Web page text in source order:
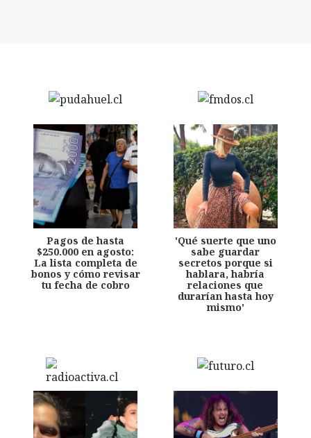
Pagos de hasta
$250.000 en agosto:
La lista completa de
bonos y cómo revisar
tu fecha de cobro
'Qué suerte que uno
sabe guardar
secretos porque si
hablara, habría
relaciones que
durarían hasta hoy
mismo'